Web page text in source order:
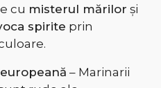
cu misterul mărilor și
spirite prin
– Marinarii